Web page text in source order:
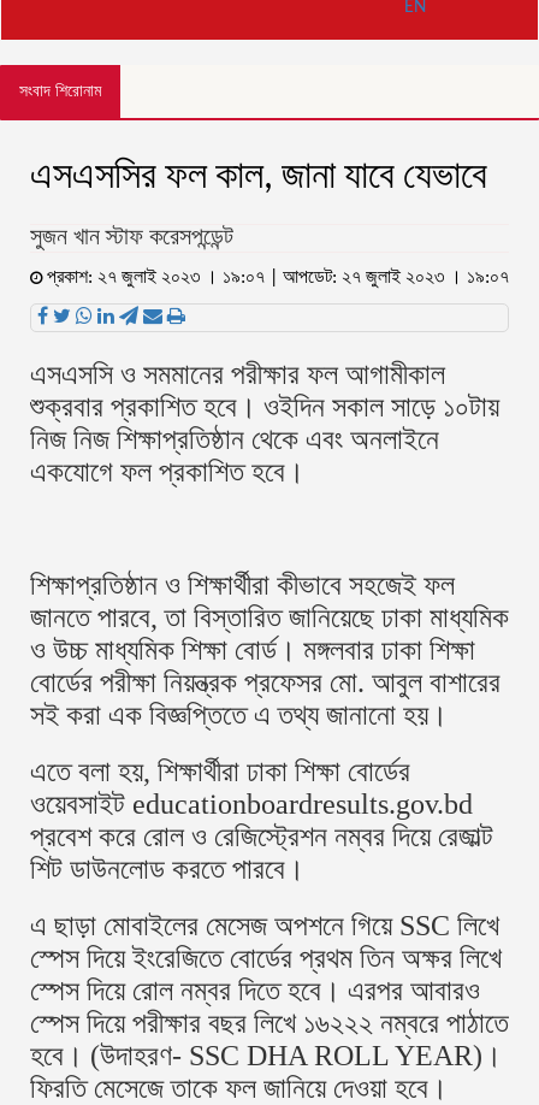
EN
সংবাদ শিরোনাম
এসএসসির ফল কাল, জানা যাবে যেভাবে
সুজন খান স্টাফ করেসপন্ডেন্ট
প্রকাশ: ২৭ জুলাই ২০২৩ । ১৯:০৭ | আপডেট: ২৭ জুলাই ২০২৩ । ১৯:০৭
এসএসসি ও সমমানের পরীক্ষার ফল আগামীকাল
শুক্রবার প্রকাশিত হবে। ওইদিন সকাল সাড়ে ১০টায়
নিজ নিজ শিক্ষাপ্রতিষ্ঠান থেকে এবং অনলাইনে
একযোগে ফল প্রকাশিত হবে।
শিক্ষাপ্রতিষ্ঠান ও শিক্ষার্থীরা কীভাবে সহজেই ফল
জানতে পারবে, তা বিস্তারিত জানিয়েছে ঢাকা মাধ্যমিক
ও উচ্চ মাধ্যমিক শিক্ষা বোর্ড। মঙ্গলবার ঢাকা শিক্ষা
বোর্ডের পরীক্ষা নিয়ন্ত্রক প্রফেসর মো. আবুল বাশারের
সই করা এক বিজ্ঞপ্তিতে এ তথ্য জানানো হয়।
এতে বলা হয়, শিক্ষার্থীরা ঢাকা শিক্ষা বোর্ডের
ওয়েবসাইট educationboardresults.gov.bd
প্রবেশ করে রোল ও রেজিস্ট্রেশন নম্বর দিয়ে রেজাল্ট
শিট ডাউনলোড করতে পারবে।
এ ছাড়া মোবাইলের মেসেজ অপশনে গিয়ে SSC লিখে
স্পেস দিয়ে ইংরেজিতে বোর্ডের প্রথম তিন অক্ষর লিখে
স্পেস দিয়ে রোল নম্বর দিতে হবে। এরপর আবারও
স্পেস দিয়ে পরীক্ষার বছর লিখে ১৬২২২ নম্বরে পাঠাতে
হবে। (উদাহরণ- SSC DHA ROLL YEAR)।
ফিরতি মেসেজে তাকে ফল জানিয়ে দেওয়া হবে।